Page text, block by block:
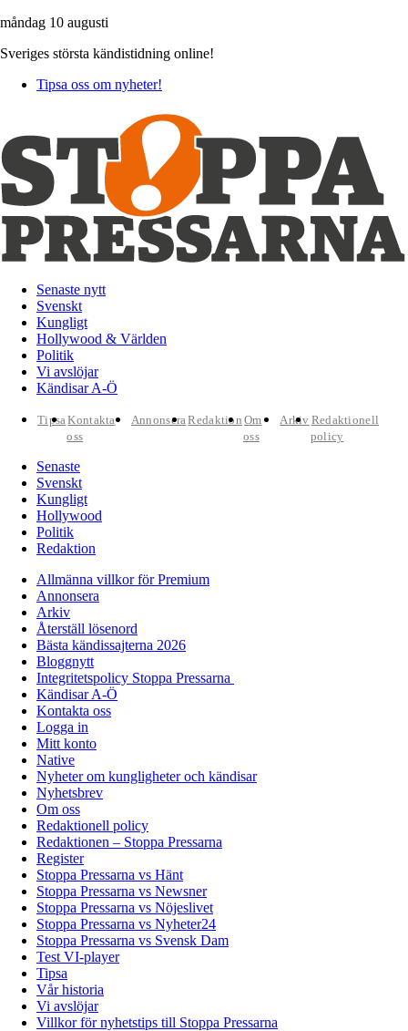
måndag 10 augusti
Sveriges största kändistidning online!
Tipsa oss om nyheter!
Senaste nytt
Svenskt
Kungligt
Hollywood & Världen
Politik
Vi avslöjar
Kändisar A-Ö
TipsaKontakta
oss
AnnonseraRedaktion Om
oss
Arkiv Redaktionell
policy
Senaste
Svenskt
Kungligt
Hollywood
Politik
Redaktion
Allmänna villkor för Premium
Annonsera
Arkiv
Återställ lösenord
Bästa kändissajterna 2026
Bloggnytt
Integritetspolicy Stoppa Pressarna
Kändisar A-Ö
Kontakta oss
Logga in
Mitt konto
Native
Nyheter om kungligheter och kändisar
Nyhetsbrev
Om oss
Redaktionell policy
Redaktionen – Stoppa Pressarna
Register
Stoppa Pressarna vs Hänt
Stoppa Pressarna vs Newsner
Stoppa Pressarna vs Nöjeslivet
Stoppa Pressarna vs Nyheter24
Stoppa Pressarna vs Svensk Dam
Test VI-player
Tipsa
Vår historia
Vi avslöjar
Villkor för nyhetstips till Stoppa Pressarna